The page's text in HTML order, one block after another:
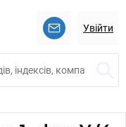
Увійти